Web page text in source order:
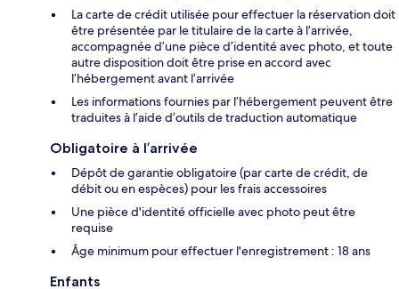
La carte de crédit utilisée pour effectuer la réservation doit
être présentée par le titulaire de la carte à l’arrivée,
accompagnée d’une pièce d’identité avec photo, et toute
autre disposition doit être prise en accord avec
l’hébergement avant l’arrivée
Les informations fournies par l’hébergement peuvent être
traduites à l’aide d’outils de traduction automatique
Obligatoire à l’arrivée
Dépôt de garantie obligatoire (par carte de crédit, de
débit ou en espèces) pour les frais accessoires
Une pièce d'identité officielle avec photo peut être
requise
Âge minimum pour effectuer l'enregistrement : 18 ans
Enfants